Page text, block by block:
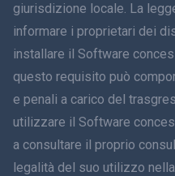
हिंदी
עברית
Română
giurisdizione locale. La
informare i proprietari dei
installare il Software
questo requisito può
e penali a carico del
utilizzare il Software
a consultare il proprio
legalità del suo utilizzo